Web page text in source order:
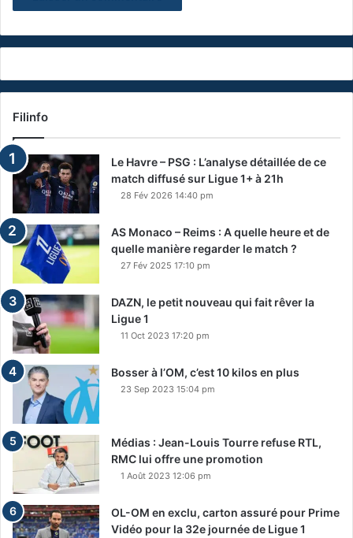
Filinfo
Le Havre – PSG : L’analyse détaillée de ce
match diffusé sur Ligue 1+ à 21h
28 Fév 2026 14:40 pm
AS Monaco – Reims : A quelle heure et de
quelle manière regarder le match ?
27 Fév 2025 17:10 pm
DAZN, le petit nouveau qui fait rêver la
Ligue 1
11 Oct 2023 17:20 pm
Bosser à l’OM, c’est 10 kilos en plus
23 Sep 2023 15:04 pm
Médias : Jean-Louis Tourre refuse RTL,
RMC lui offre une promotion
1 Août 2023 12:06 pm
OL-OM en exclu, carton assuré pour Prime
Vidéo pour la 32e journée de Ligue 1